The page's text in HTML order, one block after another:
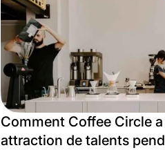
Comment Coffee Circle
attraction de talents